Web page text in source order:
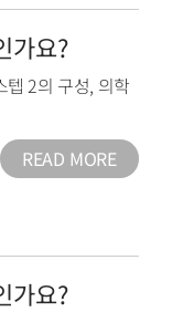
가요?
텝 2의 구성, 의학
READ MORE
가요?